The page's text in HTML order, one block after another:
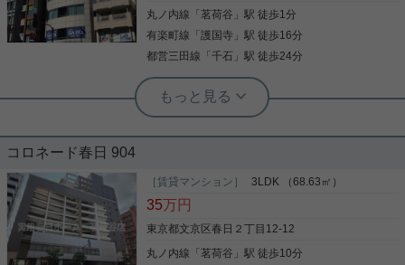
濯機置き場 設備充実、セキュリティもしっかりした
物件です! 少しでも気になる方はお気軽にお問い合わ
写真(9)
用春日ホーム株式会社 茗荷谷店 TEL：03-6902-
5021
写真(9)
詳細を見る
丸ノ内線 「茗荷谷 」駅 徒歩1分
有楽町線 「護国寺 」駅 徒歩16分
都営三田線 「千石 」駅 徒歩24分
実用春日ホーム 茗荷谷店 上村啓士
茗荷谷駅徒歩１分／春日通り沿い好立
階部分には三菱UFJ銀行ATMあり！ ワンフロアまる
まるご利用いただけます！ 使用方法等、諸条件ご相
談ください！
写真(9)
コロネード春日 904
［賃貸マンション］ 3LDK （68.63㎡）
35万円
東京都文京区春日２丁目12-12
丸ノ内線 「茗荷谷 」駅 徒歩10分